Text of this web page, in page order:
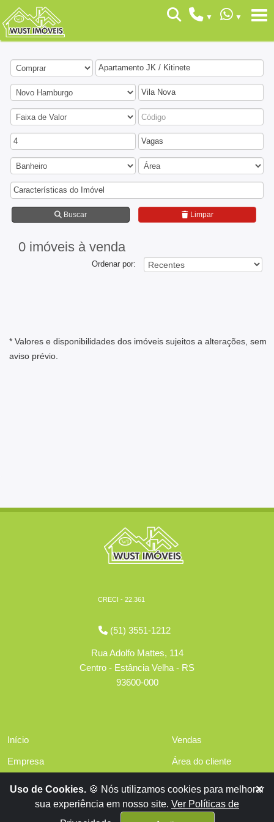
Apartamento JK / Kitinete
Vila Nova
4 Vagas
Características do Imóvel
Buscar Limpar
0 imóveis à venda
Ordenar por:
* Valores e disponibilidades dos imóveis sujeitos a alterações, sem
aviso prévio.
CRECI - 22.361
(51) 3551-1212
Rua Adolfo Mattes, 114
Centro - Estância Velha - RS
93600-000
Início
Empresa
Financiamentos
Vendas
Área do cliente
Contato
Uso de Cookies. 🍪 Nós utilizamos cookies para melhorar
sua experiência em nosso site. Ver Políticas de